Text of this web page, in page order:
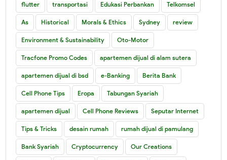
flutter transportasi Edukasi Perbankan Telkomsel
As Historical Morals & Ethics Sydney review
Environment & Sustainability Oto-Motor
Tracfone Promo Codes apartemen dijual di alam sutera
apartemen dijual di bsd e-Banking Berita Bank
Cell Phone Tips Eropa Tabungan Syariah
apartemen dijual Cell Phone Reviews Seputar Internet
Tips & Tricks desain rumah rumah dijual di pamulang
Bank Syariah Cryptocurrency Our Creations